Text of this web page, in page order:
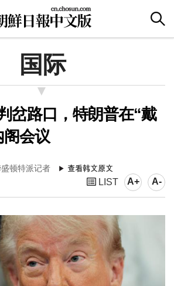
国际
岔路口，特朗普在“戴
阁会议
顿特派记者
LIST A+ A-